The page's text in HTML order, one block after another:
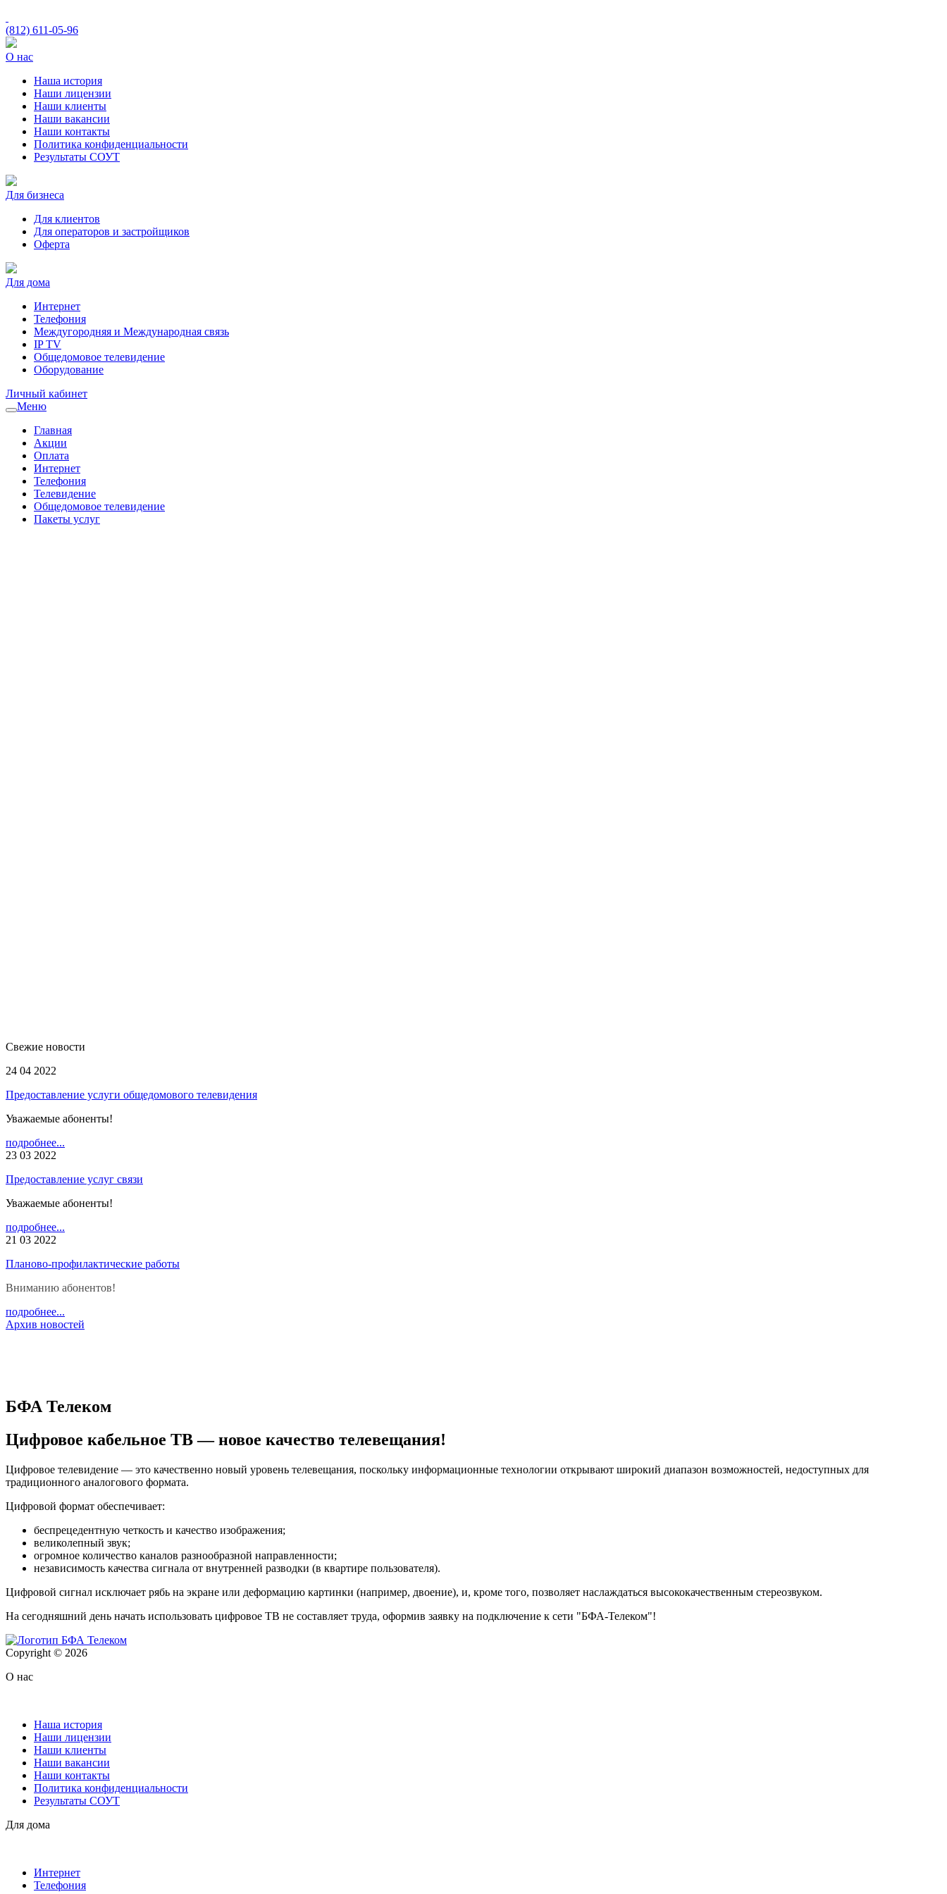
(812) 611-05-96
О нас
Наша история
Наши лицензии
Наши клиенты
Наши вакансии
Наши контакты
Политика конфиденциальности
Результаты СОУТ
Для бизнеса
Для клиентов
Для операторов и застройщиков
Оферта
Для дома
Интернет
Телефония
Междугородняя и Международная связь
IP TV
Общедомовое телевидение
Оборудование
Личный кабинет
Меню
Главная
Акции
Оплата
Интернет
Телефония
Телевидение
Общедомовое телевидение
Пакеты услуг
Свежие новости
24 04 2022
Предоставление услуги общедомового телевидения
Уважаемые абоненты!
подробнее...
23 03 2022
Предоставление услуг связи
Уважаемые абоненты!
подробнее...
21 03 2022
Планово-профилактические работы
Вниманию абонентов!
подробнее...
Архив новостей
БФА Телеком
Цифровое кабельное ТВ — новое качество телевещания!
Цифровое телевидение — это качественно новый уровень телевещания, поскольку информационные технологии открывают широкий диапазон возможностей, недоступных для
традиционного аналогового формата.
Цифровой формат обеспечивает:
беспрецедентную четкость и качество изображения;
великолепный звук;
огромное количество каналов разнообразной направленности;
независимость качества сигнала от внутренней разводки (в квартире пользователя).
Цифровой сигнал исключает рябь на экране или деформацию картинки (например, двоение), и, кроме того, позволяет наслаждаться высококачественным стереозвуком.
На сегодняшний день начать использовать цифровое ТВ не составляет труда, оформив заявку на подключение к сети "БФА-Телеком"!
Copyright © 2026
О нас
Наша история
Наши лицензии
Наши клиенты
Наши вакансии
Наши контакты
Политика конфиденциальности
Результаты СОУТ
Для дома
Интернет
Телефония